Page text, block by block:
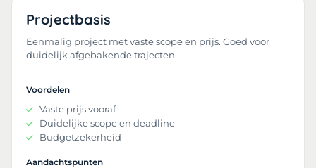
Projectbasis
Eenmalig project met vaste scope en prijs. Goed voor
duidelijk afgebakende trajecten.
Voordelen
Vaste prijs vooraf
Duidelijke scope en deadline
Budgetzekerheid
Aandachtspunten